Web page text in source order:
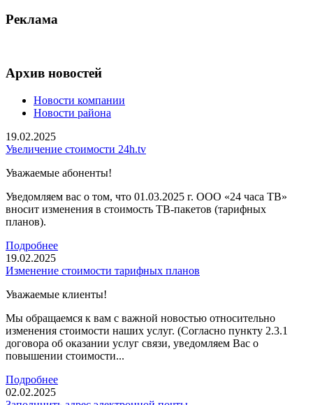
Реклама
Архив новостей
Новости компании
Новости района
19.02.2025
Увеличение стоимости 24h.tv
Уважаемые абоненты!
Уведомляем вас о том, что 01.03.2025 г. ООО «24 часа ТВ»
вносит изменения в стоимость ТВ-пакетов (тарифных
планов).
Подробнее
19.02.2025
Изменение стоимости тарифных планов
Уважаемые клиенты!
Мы обращаемся к вам с важной новостью относительно
изменения стоимости наших услуг. (Согласно пункту 2.3.1
договора об оказании услуг связи, уведомляем Вас о
повышении стоимости...
Подробнее
02.02.2025